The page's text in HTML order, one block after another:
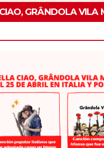
GRÂNDOLA VILA